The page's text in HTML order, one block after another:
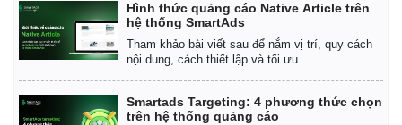
Hình thức quảng cáo Native Article trên
hệ thống SmartAds
Tham khảo bài viết sau để nắm vị trí, quy cách
nội dung, cách thiết lập và tối ưu.
Smartads Targeting: 4 phương thức chọn
trên hệ thống quảng cáo